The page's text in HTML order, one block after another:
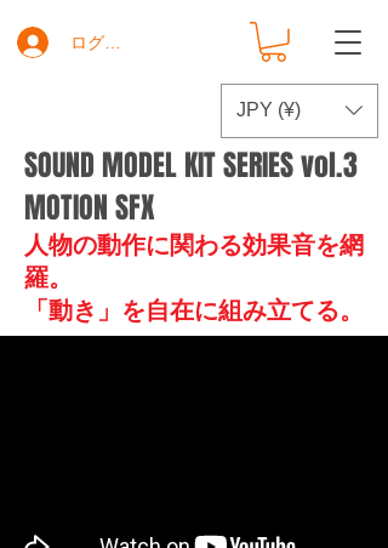
ログイン
JPY (¥)
SOUND MODEL KIT SERIES vol.3
MOTION SFX
人物の動作に関わる効果音を網
羅。
「動き」を自在に組み立てる。